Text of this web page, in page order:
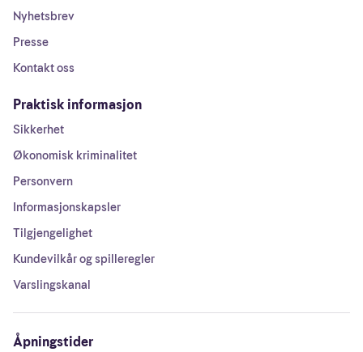
Nyhetsbrev
Presse
Kontakt oss
Praktisk informasjon
Sikkerhet
Økonomisk kriminalitet
Personvern
Informasjonskapsler
Tilgjengelighet
Kundevilkår og spilleregler
Varslingskanal
Åpningstider